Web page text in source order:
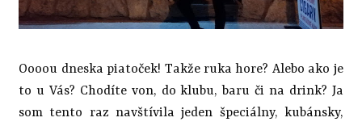
Oooou dneska piatoček! Takže ruka hore? Alebo ako je
to u Vás? Chodíte von, do klubu, baru či na drink? Ja
som tento raz navštívila jeden špeciálny, kubánsky,